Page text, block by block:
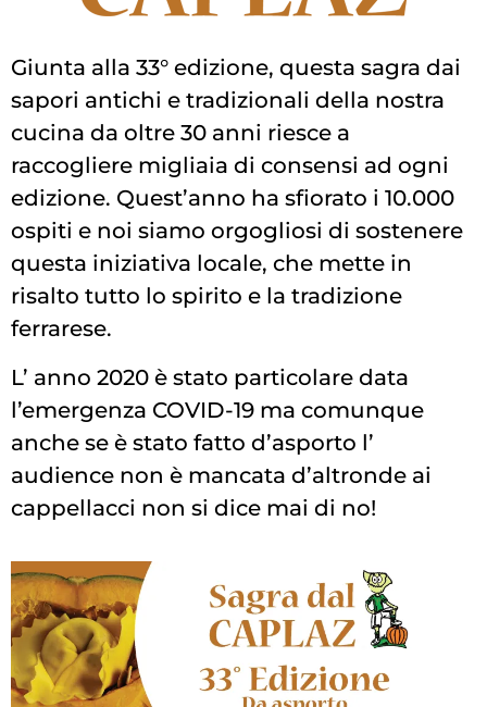
Giunta alla 33° edizione, questa sagra dai
sapori antichi e tradizionali della nostra
cucina da oltre 30 anni riesce a
raccogliere migliaia di consensi ad ogni
edizione. Quest’anno ha sfiorato i 10.000
ospiti e noi siamo orgogliosi di sostenere
questa iniziativa locale, che mette in
risalto tutto lo spirito e la tradizione
ferrarese.
L’ anno 2020 è stato particolare data
l’emergenza COVID-19 ma comunque
anche se è stato fatto d’asporto l’
audience non è mancata d’altronde ai
cappellacci non si dice mai di no!